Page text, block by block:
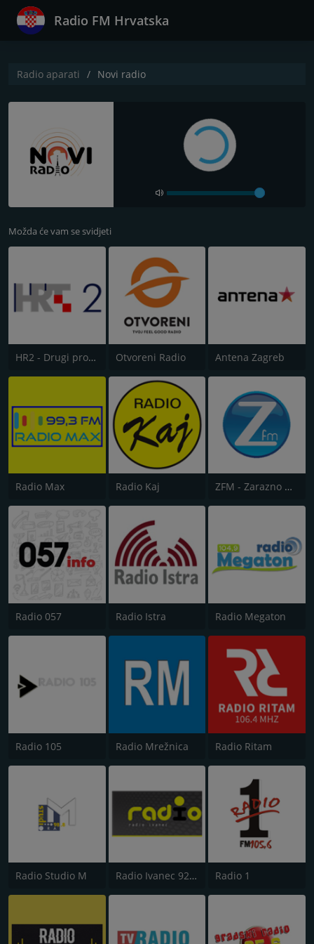
Radio FM Hrvatska
Radio aparati Novi radio
Možda će vam se svidjeti
HR2 - Drugi program Otvoreni Radio Antena Zagreb
Radio Max Radio Kaj ZFM - Zarazno Dobar Radio
Radio 057 Radio Istra Radio Megaton
Radio 105 Radio Mrežnica Radio Ritam
Radio Studio M Radio Ivanec 92.8 FM Radio 1